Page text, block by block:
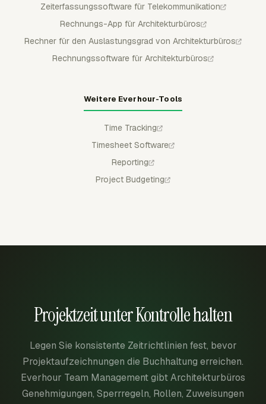
Zeiterfassungssoftware für Telekommunikation
Rechnungs-App für Architekturbüros
Rechner für den Auslastungsgrad von Architekturbüros
Rechnungssoftware für Architekturbüros
Weitere Everhour-Tools
Time Tracking
Timesheet Software
Reporting
Project Budgeting
Projektzeit unter Kontrolle halten
Legen Sie konsistente Zeitrichtlinien fest, bevor
Projektaufzeichnungen die Buchhaltung erreichen.
Everhour Team Management gibt Architekturbüros
Genehmigungen, Sperrregeln, Rollen, Zuweisungen